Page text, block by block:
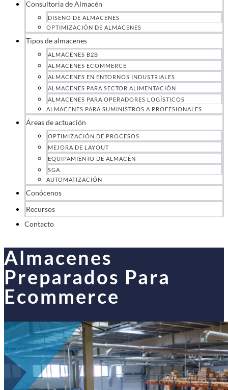
Consultoria de Almacén
DISEÑO DE ALMACENES
OPTIMIZACIÓN DE ALMACENES
Tipos de almacenes
ALMACENES B2B
ALMACENES ECOMMERCE
ALMACENES EN ENTORNOS INDUSTRIALES
ALMACENES PARA SECTOR ALIMENTACIÓN
ALMACENES PARA OPERADORES LOGÍSTICOS
ALMACENES PARA SUMINISTROS A PROFESIONALES
Áreas de actuación
OPTIMIZACIÓN DE PROCESOS
MEJORA DE LAYOUT
EQUIPAMIENTO DE ALMACÉN
SGA
AUTOMATIZACIÓN
Conócenos
Recursos
Contacto
Almacenes
Preparados Para
Ecommerce